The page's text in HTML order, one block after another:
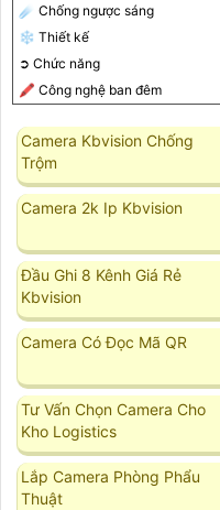
☄️ Chống ngược sáng
❄ Thiết kế
➲ Chức năng
🖍 Công nghệ ban đêm
Camera Kbvision Chống
Trộm
Camera 2k Ip Kbvision
Đầu Ghi 8 Kênh Giá Rẻ
Kbvision
Camera Có Đọc Mã QR
Tư Vấn Chọn Camera Cho
Kho Logistics
Lắp Camera Phòng Phẩu
Thuật